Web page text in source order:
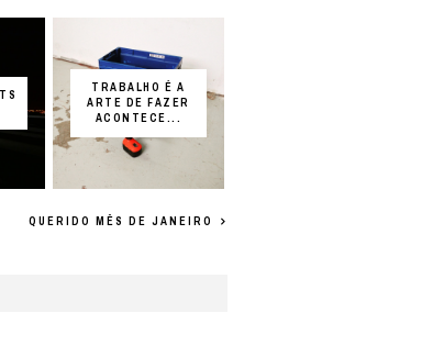
TRABALHO É A
ARTE DE FAZER
ACONTECE...
QUERIDO MÊS DE JANEIRO